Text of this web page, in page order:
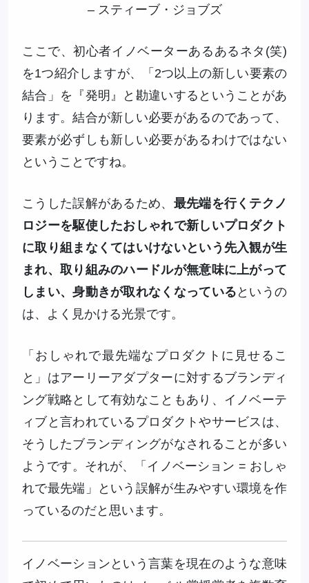
– スティーブ・ジョブズ
ここで、初心者イノベーターあるあるネタ(笑)
を1つ紹介しますが、「2つ以上の新しい要素の
結合」を『発明』と勘違いするということがあ
ります。結合が新しい必要があるのであって、
要素が必ずしも新しい必要があるわけではない
ということですね。
こうした誤解があるため、 最先端を行くテクノ
ロジーを駆使したおしゃれで新しいプロダクト
に取り組まなくてはいけないという先入観が生
まれ、取り組みのハードルが無意味に上がって
しまい、身動きが取れなくなっている というの
は、よく見かける光景です。
「おしゃれで最先端なプロダクトに見せるこ
と」はアーリーアダプターに対するブランディ
ング戦略として有効なこともあり、イノベーテ
ィブと言われているプロダクトやサービスは、
そうしたブランディングがなされることが多い
ようです。それが、「イノベーション = おしゃ
れで最先端」という誤解が生みやすい環境を作
っているのだと思います。
イノベーションという言葉を現在のような意味